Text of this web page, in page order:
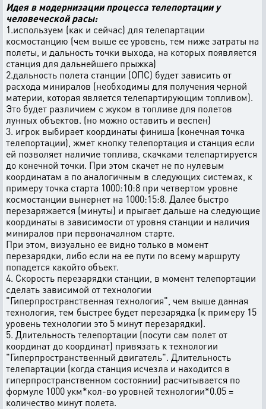
Идея в модернизации процесса телепортации у
человеческой расы:
1.используем (как и сейчас) для телепартации
космостанцию (чем выше ее уровень, тем ниже затраты на
полеты, и дальность точки выхода, на которых появляется
станция для дальнейшего прыжка)
2.дальность полета станции (ОПС) будет зависить от
расхода миниралов (необходимы для получения черной
материи, которая является телепартирующим топливом).
Это будет различием с жуком в топливе для полетов
лунных объектов. (но можно оставить и веспен)
3. игрок выбирает координаты финиша (конечная точка
телепортации), жмет кнопку телепортация и станция если
ей позволяет наличие топлива, скачками телепартируется
до конечной точки. При этом скачет не по нулевым
координатам а по аналогичным в следующих системах, к
примеру точка старта 1000:10:8 при четвертом уровне
космостанции вынернет на 1000:15:8. Далее быстро
перезаряжается (минуты) и прыгает дальше на следующие
координаты в зависимости от уровня станции и наличия
миниралов при первоначалном старте.
При этом, визуально ее видно только в момент
перезарядки, либо если на ее пути по всему маршруту
попадется какойто объект.
4. Скорость перезарядки станции, в момент телепортации
сделать зависимой от технологии
"Гиперпространственная технология", чем выше данная
технология, тем быстрее будет перезарядка (к примеру 15
уровень технологии это 5 минут перезарядки).
5. Длительность телепортации (посути сам полет от
координат до координат) привязать к технологии
"Гиперпространственный двигатель". Длительность
телепартации (когда станция исчезла и находится в
гиперпространственном состоянии) расчитывается по
формуле 1000 укм*кол-во уровней технологии*0.05 =
количество минут полета.